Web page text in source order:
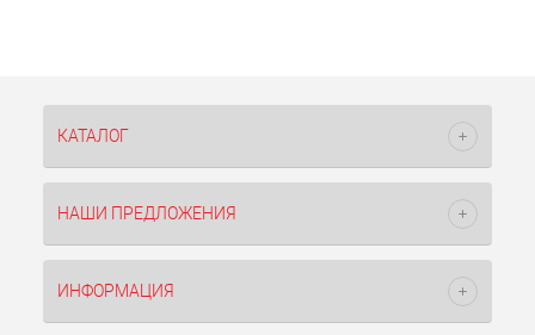
КАТАЛОГ
НАШИ ПРЕДЛОЖЕНИЯ
ИНФОРМАЦИЯ